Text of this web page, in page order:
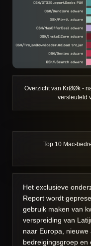
Overzicht van KrØØk -
versleuteld
Top 10 Mac-
Het exclusieve
Report wordt
gebruik maken van
verspreiding van
naar Europa, nieuwe
bedreigingsgroep en